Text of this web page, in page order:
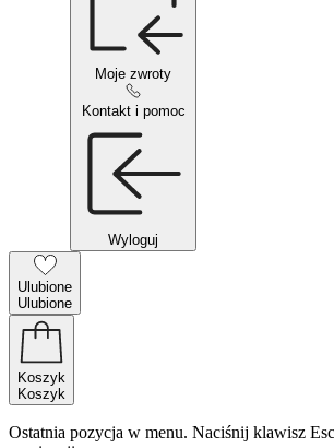
Moje zwroty
Kontakt i pomoc
Wyloguj
Ulubione
Ulubione
Koszyk
Koszyk
Ostatnia pozycja w menu. Naciśnij klawisz